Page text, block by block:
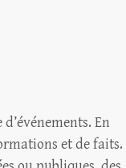
En
et de faits.